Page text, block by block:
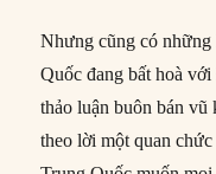
Nhưng cũng có
Quốc đang bất hoà
thảo luận buôn bán
theo lời một quan